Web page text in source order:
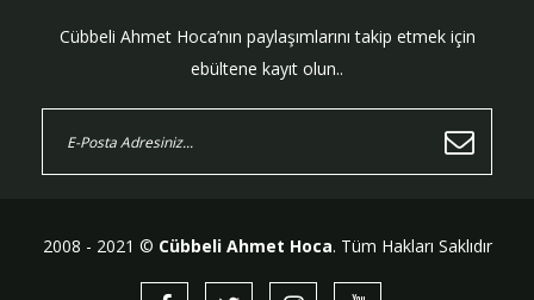
Cübbeli Ahmet Hoca’nın paylaşımlarını takip etmek için
ebültene kayıt olun..
2008 - 2021 © Cübbeli Ahmet Hoca. Tüm Hakları Saklıdır